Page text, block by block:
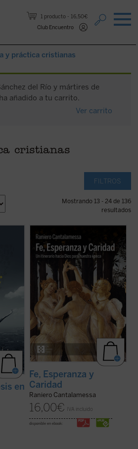
1 producto
16,50€
Club Encuentro
y práctica cristianas
del Río y mártires de
añadido a tu carrito.
Ver carrito
cristianas
FILTROS
Mostrando 13 - 24 de 136
resultados
en
a los lectores en un viaje hacia la
comprensión de las virtudes teologales: Fe,
Esperanza y Caridad, con la certeza de que
no hay ningún contenido de la fe, por
elevado que sea, que no pueda hacerse ...
(ver ficha)
Fe, Esperanza y
Caridad
Raniero Cantalamessa
16,00€ IVA incluido
disponible en ebook: